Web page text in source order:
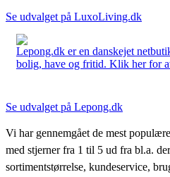
Se udvalget på LuxoLiving.dk
Lepong.dk er en danskejet
bolig, have og fritid. Klik her for
Se udvalget på Lepong.dk
Vi har gennemgået de mest
med stjerner fra 1 til 5 ud fra bl.a.
sortimentstørrelse, kundeservice,